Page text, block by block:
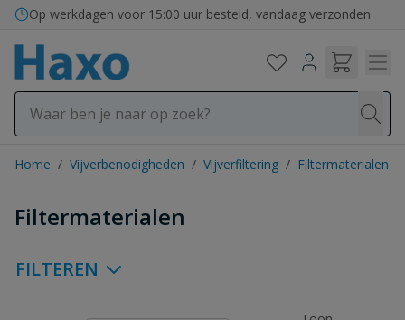
Ga naar de inhoud
Bezorging in binnen- en buitenland
Home / Vijverbenodigheden / Vijverfiltering / Filtermaterialen
Filtermaterialen
FILTEREN